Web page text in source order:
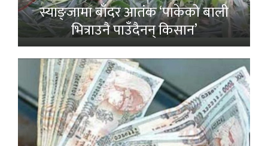
स्याङ्जामा बाँदर आतंक ‘पाकेको बाली
भित्राउनै पाउँदैनन् किसान’